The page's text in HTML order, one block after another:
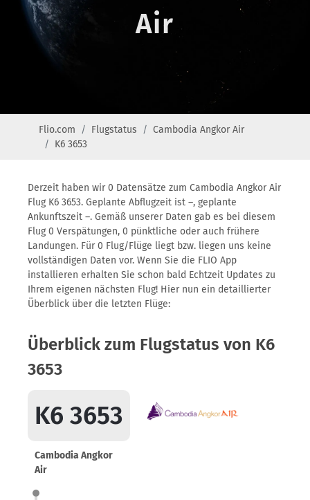
Air
Flio.com Flugstatus
Cambodia Angkor Air
K6 3653
Derzeit haben wir 0 Datensätze zum Cambodia Angkor Air
Flug K6 3653. Geplante Abflugzeit ist –, geplante
Ankunftszeit –. Gemäß unserer Daten gab es bei diesem
Flug 0 Verspätungen, 0 pünktliche oder auch frühere
Landungen. Für 0 Flug/Flüge liegt bzw. liegen uns keine
vollständigen Daten vor. Wenn Sie die FLIO App
installieren erhalten Sie schon bald Echtzeit Updates zu
Ihrem eigenen nächsten Flug! Hier nun ein detaillierter
Überblick über die letzten Flüge:
Überblick zum Flugstatus von K6
3653
K6 3653
Cambodia Angkor
Air